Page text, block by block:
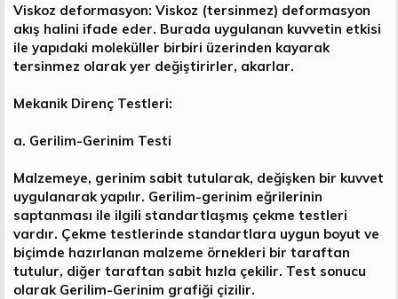
Viskoz deformasyon: Viskoz (tersinmez) deformasyon
akış halini ifade eder. Burada uygulanan kuvvetin etkisi
ile yapıdaki moleküller birbiri üzerinden kayarak
tersinmez olarak yer değiştirirler, akarlar.
Mekanik Direnç Testleri:
a. Gerilim-Gerinim Testi
Malzemeye, gerinim sabit tutularak, değişken bir kuvvet
uygulanarak yapılır. Gerilim-gerinim eğrilerinin
saptanması ile ilgili standartlaşmış çekme testleri
vardır. Çekme testlerinde standartlara uygun boyut ve
biçimde hazırlanan malzeme örnekleri bir taraftan
tutulur, diğer taraftan sabit hızla çekilir. Test sonucu
olarak Gerilim-Gerinim grafiği çizilir.